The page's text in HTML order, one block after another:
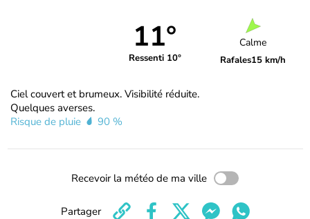
11°
Ressenti 10°
Calme
Rafales15 km/h
Ciel couvert et brumeux. Visibilité réduite.
Quelques averses.
Risque de pluie
90 %
Recevoir la météo de ma ville
Partager